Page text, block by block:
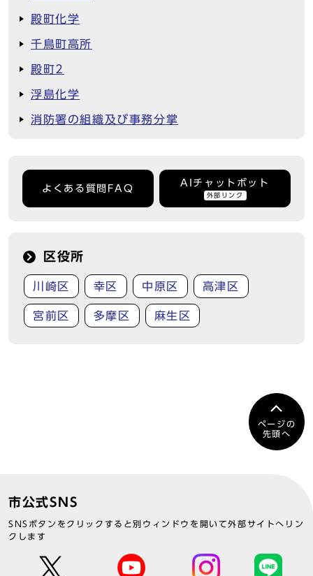
殿町化学
千鳥町高所
殿町2
浮島化学
消防署の組織及び事務分掌
よくある質問FAQ
AIチャットボット
外部リンク
区役所
川崎区 幸区 中原区 高津区
宮前区 多摩区 麻生区
ページの
先頭へ
市公式SNS
SNSボタンをクリックすると別ウィンドウを開いて外部サイトへリン
クします